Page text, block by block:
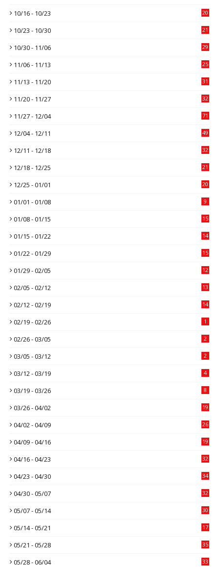
10/16 - 10/23
20
10/23 - 10/30 21
10/30 - 11/06 29
11/06 - 11/13 25
11/13 - 11/20 31
11/20 - 11/27 32
11/27 - 12/04 71
12/04 - 12/11 49
12/11 - 12/18 32
12/18 - 12/25 21
12/25 - 01/01 20
01/01 - 01/08 9
01/08 - 01/15 15
01/15 - 01/22 14
01/22 - 01/29 15
01/29 - 02/05 12
02/05 - 02/12 13
02/12 - 02/19 14
02/19 - 02/26 1
02/26 - 03/05 2
03/05 - 03/12 2
03/12 - 03/19 4
03/19 - 03/26 8
03/26 - 04/02 19
04/02 - 04/09 26
04/09 - 04/16 19
04/16 - 04/23 32
04/23 - 04/30 34
04/30 - 05/07 32
05/07 - 05/14 30
05/14 - 05/21 17
05/21 - 05/28 35
05/28 - 06/04 33